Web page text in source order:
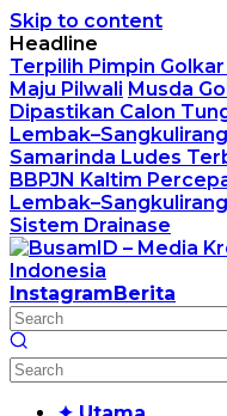
Skip to content
Headline
Terpilih Pimpin
Maju Pilwali Musda
Dipastikan Calon
Samarinda Ludes
BBPJN Kaltim
Sistem Drainase
InstagramBerita